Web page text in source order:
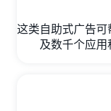
这类自助式广告
及数千个应用